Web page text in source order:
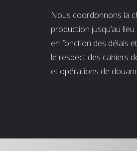
Nous coordonnons la
production jusqu’au
en fonction des délais
le respect des cahiers
et opérations de